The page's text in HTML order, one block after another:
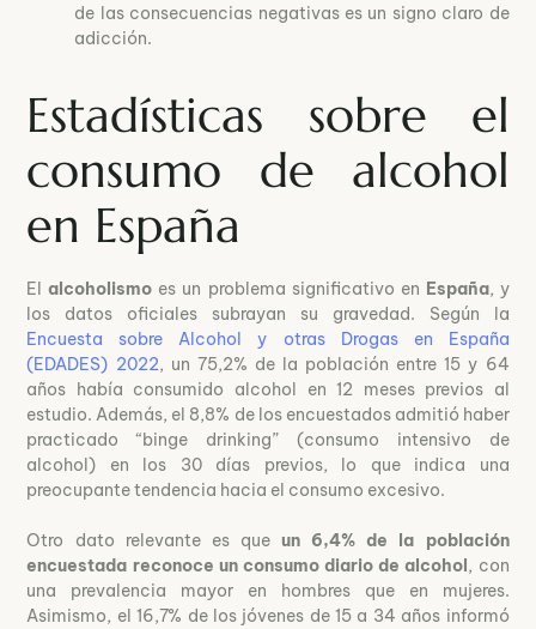
de las consecuencias negativas es un signo claro de
adicción.
Estadísticas sobre el
consumo de alcohol
en España
Elalcoholismo es un problema significativo en España, y
los datos oficiales subrayan su gravedad. Según la
Encuesta sobre Alcohol y otras Drogas en España
(EDADES) 2022, un 75,2% de la población entre 15 y 64
años había consumido alcohol en 12 meses previos al
estudio. Además, el 8,8% de los encuestados admitió haber
practicado “binge drinking” (consumo intensivo de
alcohol) en los 30 días previos, lo que indica una
preocupante tendencia hacia el consumo excesivo.
Otro dato relevante es queun 6,4% de la población
encuestada reconoce un consumo diario de alcohol, con
una prevalencia mayor en hombres que en mujeres.
Asimismo, el 16,7% de los jóvenes de 15 a 34 años informó